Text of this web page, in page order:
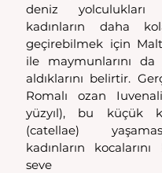
deniz yolculukları
kadınların daha
geçirebilmek için
ile maymunlarını da
aldıklarını belirtir.
Romalı ozan
yüzyıl), bu küçük
(catellae)
kadınların
seve